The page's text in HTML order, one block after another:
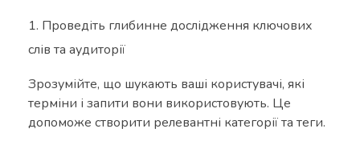
Проведіть глибинне дослідження ключових
слів та аудиторії
Зрозумійте, що шукають ваші користувачі, які
терміни і запити вони використовують. Це
допоможе створити релевантні категорії та теги.